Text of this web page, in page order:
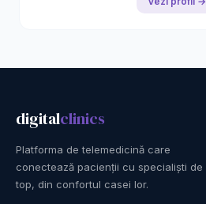
digitalclinics
Platforma de telemedicină care
conectează pacienții cu specialiști de
top, din confortul casei lor.